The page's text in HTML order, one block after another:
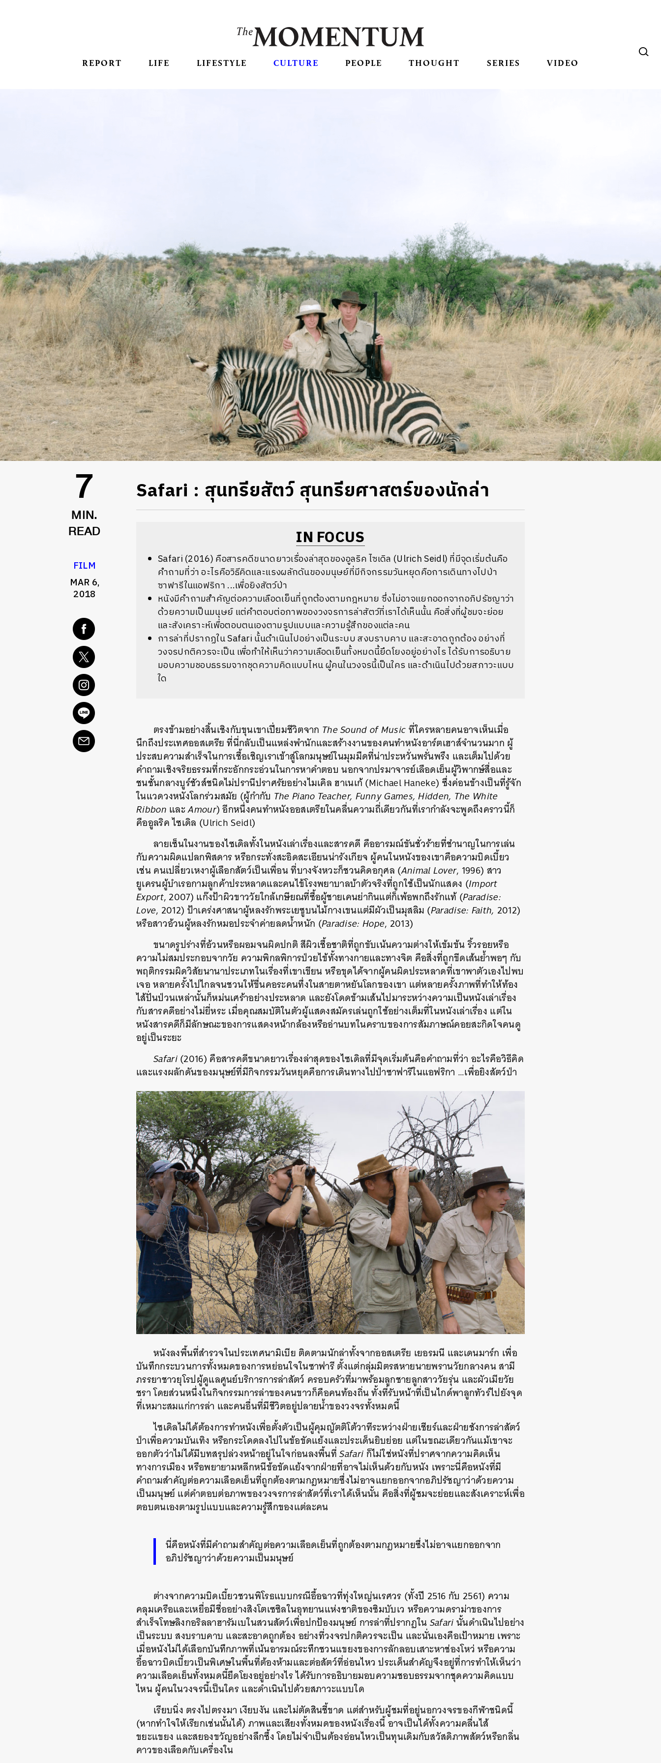
REPORT LIFE LIFESTYLE CULTURE PEOPLE THOUGHT SERIES VIDEO
7
MIN.
READ
FILM
MAR 6,
2018
Safari : สุนทรียสัตว์ สุนทรียศาสตร์ของนักล่า
IN FOCUS
Safari (2016) คือสารคดีขนาดยาวเรื่องล่าสุดของอูลริค ไซเดิล (Ulrich Seidl) ที่มีจุดเริ่มต้นคือ
คำถามที่ว่า อะไรคือวิธีคิดและแรงผลักดันของมนุษย์ที่มีกิจกรรมวันหยุดคือการเดินทางไปป่า
ซาฟารีในแอฟริกา ...เพื่อยิงสัตว์ป่า
หนังมีคำถามสำคัญต่อความเลือดเย็นที่ถูกต้องตามกฎหมาย ซึ่งไม่อาจแยกออกจากอภิปรัชญาว่า
ด้วยความเป็นมนุษย์ แต่คำตอบต่อภาพของวงจรการล่าสัตว์ที่เราได้เห็นนั้น คือสิ่งที่ผู้ชมจะย่อย
และสังเคราะห์เพื่อตอบตนเองตามรูปแบบและความรู้สึกของแต่ละคน
การล่าที่ปรากฏใน Safari นั้นดำเนินไปอย่างเป็นระบบ สงบราบคาบ และสะอาดถูกต้อง อย่างที่
วงจรปกติควรจะเป็น เพื่อทำให้เห็นว่าความเลือดเย็นทั้งหมดนี้ยึดโยงอยู่อย่างไร ได้รับการอธิบาย
มอบความชอบธรรมจากชุดความคิดแบบไหน ผู้คนในวงจรนี้เป็นใคร และดำเนินไปด้วยสภาวะแบบ
ใด
ตรงข้ามอย่างสิ้นเชิงกับขุนเขาเปี่ยมชีวิตจาก The Sound of Musicที่ใครหลายคนอาจเห็นเมื่อ
นึกถึงประเทศออสเตรีย ที่นี่กลับเป็นแหล่งพำนักและสร้างงานของคนทำหนังอาร์ตเฮาส์จำนวนมาก ผู้
ประสบความสำเร็จในการเชื้อเชิญเราเข้าสู่โลกมนุษย์ในมุมมืดที่น่าประหวั่นพรั่นพรึง และเต็มไปด้วย
คำถามเชิงจริยธรรมที่กระอักกระอ่วนในการหาคำตอบ นอกจากปรมาจารย์เลือดเย็นผู้วิพากษ์สื่อและ
ชนชั้นกลางบูร์ชัวส์ชนิดไม่ปรานีปราศรัยอย่างไมเคิล ฮาเนเก้ (Michael Haneke) ซึ่งค่อนข้างเป็นที่รู้จัก
ในแวดวงหนังโลกร่วมสมัย (ผู้กำกับ The Piano Teacher, Funny Games, Hidden, The White
Ribbon และAmour) อีกหนึ่งคนทำหนังออสเตรียในคลื่นความถี่เดียวกันที่เรากำลังจะพูดถึงคราวนี้ก็
คืออูลริค ไซเดิล (Ulrich Seidl)
ลายเซ็นในงานของไซเดิลทั้งในหนังเล่าเรื่องและสารคดี คืออารมณ์ขันชั่วร้ายที่ชำนาญในการเล่น
กับความผิดแปลกพิสดาร หรือกระทั่งสะอิดสะเอียนน่ารังเกียจ ผู้คนในหนังของเขาคือความบิดเบี้ยว
เช่น คนเปลี่ยวเหงาผู้เลือกสัตว์เป็นเพื่อน ที่บางจังหวะก็ชวนคิดอกุศล (Animal Lover, 1996) สาว
ยูเครนผู้บำเรอกามลูกค้าประหลาดและคนไข้โรงพยาบาลบ้าตัวจริงที่ถูกใช้เป็นนักแสดง (Import
Export, 2007) แก๊งป้าผิวขาววัยใกล้เกษียณที่ซื้อผู้ชายเคนย่ากินแต่ก็เพ้อพกถึงรักแท้ (Paradise:
Love, 2012) ป้าเคร่งศาสนาผู้หลงรักพระเยซูบนไม้กางเขนแต่มีผัวเป็นมุสลิม (Paradise: Faith, 2012)
หรือสาวอ้วนผู้หลงรักหมอประจำค่ายลดน้ำหนัก (Paradise: Hope, 2013)
ขนาดรูปร่างที่อ้วนหรือผอมจนผิดปกติ สีผิวเชื้อชาติที่ถูกขับเน้นความต่างให้เข้มข้น ริ้วรอยหรือ
ความไม่สมประกอบจากวัย ความพิกลพิการป่วยไข้ทั้งทางกายและทางจิต คือสิ่งที่ถูกขีดเส้นย้ำพอๆ กับ
พฤติกรรมผิดวิสัยนานาประเภทในเรื่องที่เขาเขียน หรือขุดได้จากผู้คนผิดประหลาดที่เขาพาตัวเองไปพบ
เจอ หลายครั้งไปไกลจนชวนให้ขื่นคอระคนทึ่งในสายตาหยันโลกของเขา แต่หลายครั้งภาพที่ทำให้ท้อง
ไส้ปั่นป่วนเหล่านั้นก็หม่นเศร้าอย่างประหลาด และยังโดดข้ามเส้นไปมาระหว่างความเป็นหนังเล่าเรื่อง
กับสารคดีอย่างไม่ยี่หระ เมื่อคุณสมบัติในตัวผู้แสดงสมัครเล่นถูกใช้อย่างเต็มที่ในหนังเล่าเรื่อง แต่ใน
หนังสารคดีก็มีลักษณะของการแสดงหน้ากล้องหรืออ่านบทในคราบของการสัมภาษณ์คอยสะกิดใจคนดู
อยู่เป็นระยะ
Safari(2016) คือสารคดีขนาดยาวเรื่องล่าสุดของไซเดิลที่มีจุดเริ่มต้นคือคำถามที่ว่า อะไรคือวิธีคิด
และแรงผลักดันของมนุษย์ที่มีกิจกรรมวันหยุดคือการเดินทางไปป่าซาฟารีในแอฟริกา …เพื่อยิงสัตว์ป่า
หนังลงพื้นที่สำรวจในประเทศนามิเบีย ติดตามนักล่าทั้งจากออสเตรีย เยอรมนี และเดนมาร์ก เพื่อ
บันทึกกระบวนการทั้งหมดของการหย่อนใจในซาฟารี ตั้งแต่กลุ่มมิตรสหายนายพรานวัยกลางคน สามี
ภรรยาชาวยุโรปผู้ดูแลศูนย์บริการการล่าสัตว์ ครอบครัวที่มาพร้อมลูกชายลูกสาววัยรุ่น และผัวเมียวัย
ชรา โดยส่วนหนึ่งในกิจกรรมการล่าของคนขาวก็คือคนท้องถิ่น ทั้งที่รับหน้าที่เป็นไกด์พาลูกทัวร์ไปยังจุด
ที่เหมาะสมแก่การล่า และคนอื่นที่มีชีวิตอยู่ปลายน้ำของวงจรทั้งหมดนี้
ไซเดิลไม่ได้ต้องการทำหนังเพื่อตั้งตัวเป็นผู้คุมญัตติโต้วาทีระหว่างฝ่ายเชียร์และฝ่ายชังการล่าสัตว์
ป่าเพื่อความบันเทิง หรือกระโดดลงไปในข้อขัดแย้งและประเด็นยิบย่อย แต่ในขณะเดียวกันแม้เขาจะ
ออกตัวว่าไม่ได้มีบทสรุปล่วงหน้าอยู่ในใจก่อนลงพื้นที่Safariก็ไม่ใช่หนังที่ปราศจากความคิดเห็น
ทางการเมือง หรือพยายามหลีกหนีข้อขัดแย้งจากฝ่ายที่อาจไม่เห็นด้วยกับหนัง เพราะนี่คือหนังที่มี
คำถามสำคัญต่อความเลือดเย็นที่ถูกต้องตามกฎหมายซึ่งไม่อาจแยกออกจากอภิปรัชญาว่าด้วยความ
เป็นมนุษย์ แต่คำตอบต่อภาพของวงจรการล่าสัตว์ที่เราได้เห็นนั้น คือสิ่งที่ผู้ชมจะย่อยและสังเคราะห์เพื่อ
ตอบตนเองตามรูปแบบและความรู้สึกของแต่ละคน
นี่คือหนังที่มีคำถามสำคัญต่อความเลือดเย็นที่ถูกต้องตามกฎหมายซึ่งไม่อาจแยกออกจาก
อภิปรัชญาว่าด้วยความเป็นมนุษย์
ต่างจากความบิดเบี้ยวชวนพิโรธแบบกรณีอื้อฉาวที่ทุ่งใหญ่นเรศวร (ทั้งปี 2516 กับ 2561) ความ
คลุมเครือและเหยื่อมีชื่ออย่างสิงโตเซซิลในอุทยานแห่งชาติของซิมบับเว หรือความดราม่าของการ
สำเร็จโทษลิงกอริลลาฮารัมเบในสวนสัตว์เพื่อปกป้องมนุษย์ การล่าที่ปรากฏในSafariนั้นดำเนินไปอย่าง
เป็นระบบ สงบราบคาบ และสะอาดถูกต้อง อย่างที่วงจรปกติควรจะเป็น และนั่นเองคือเป้าหมาย เพราะ
เมื่อหนังไม่ได้เลือกบันทึกภาพที่เน้นอารมณ์ระทึกชวนแขยงของการลักลอบเสาะหาช่องโหว่ หรือความ
อื้อฉาวบิดเบี้ยวเป็นพิเศษในพื้นที่ต้องห้ามและต่อสัตว์ที่อ่อนไหว ประเด็นสำคัญจึงอยู่ที่การทำให้เห็นว่า
ความเลือดเย็นทั้งหมดนี้ยึดโยงอยู่อย่างไร ได้รับการอธิบายมอบความชอบธรรมจากชุดความคิดแบบ
ไหน ผู้คนในวงจรนี้เป็นใคร และดำเนินไปด้วยสภาวะแบบใด
เรียบนิ่ง ตรงไปตรงมา เงียบงัน และไม่ตัดสินชี้ขาด แต่สำหรับผู้ชมที่อยู่นอกวงจรของกีฬาชนิดนี้
(หากทำใจให้เรียกเช่นนั้นได้) ภาพและเสียงทั้งหมดของหนังเรื่องนี้ อาจเป็นได้ทั้งความคลื่นไส้
ขยะแขยง และสยองขวัญอย่างลึกซึ้ง โดยไม่จำเป็นต้องอ่อนไหวเป็นทุนเดิมกับสวัสดิภาพสัตว์หรือกลิ่น
คาวของเลือดกับเครื่องใน
ค้นหา
SHARE TWEET